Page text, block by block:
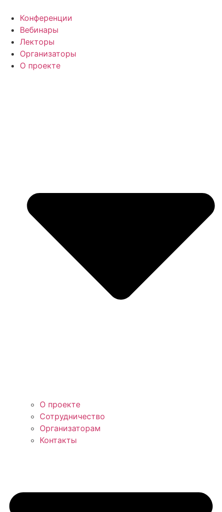
содержимому
Конференции
Вебинары
Лекторы
Организаторы
О проекте
О проекте
Сотрудничество
Организаторам
Контакты